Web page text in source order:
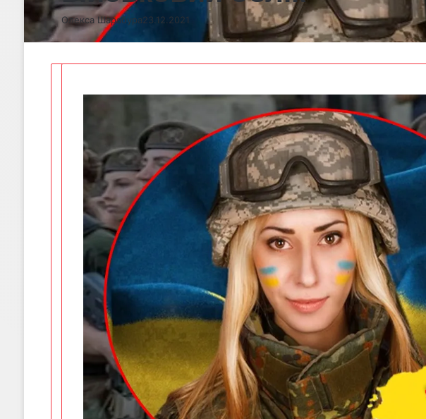
Олекса Шарабура23.12.2021